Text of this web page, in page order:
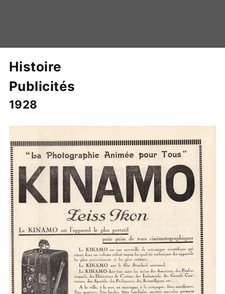
Histoire
Publicités
1928